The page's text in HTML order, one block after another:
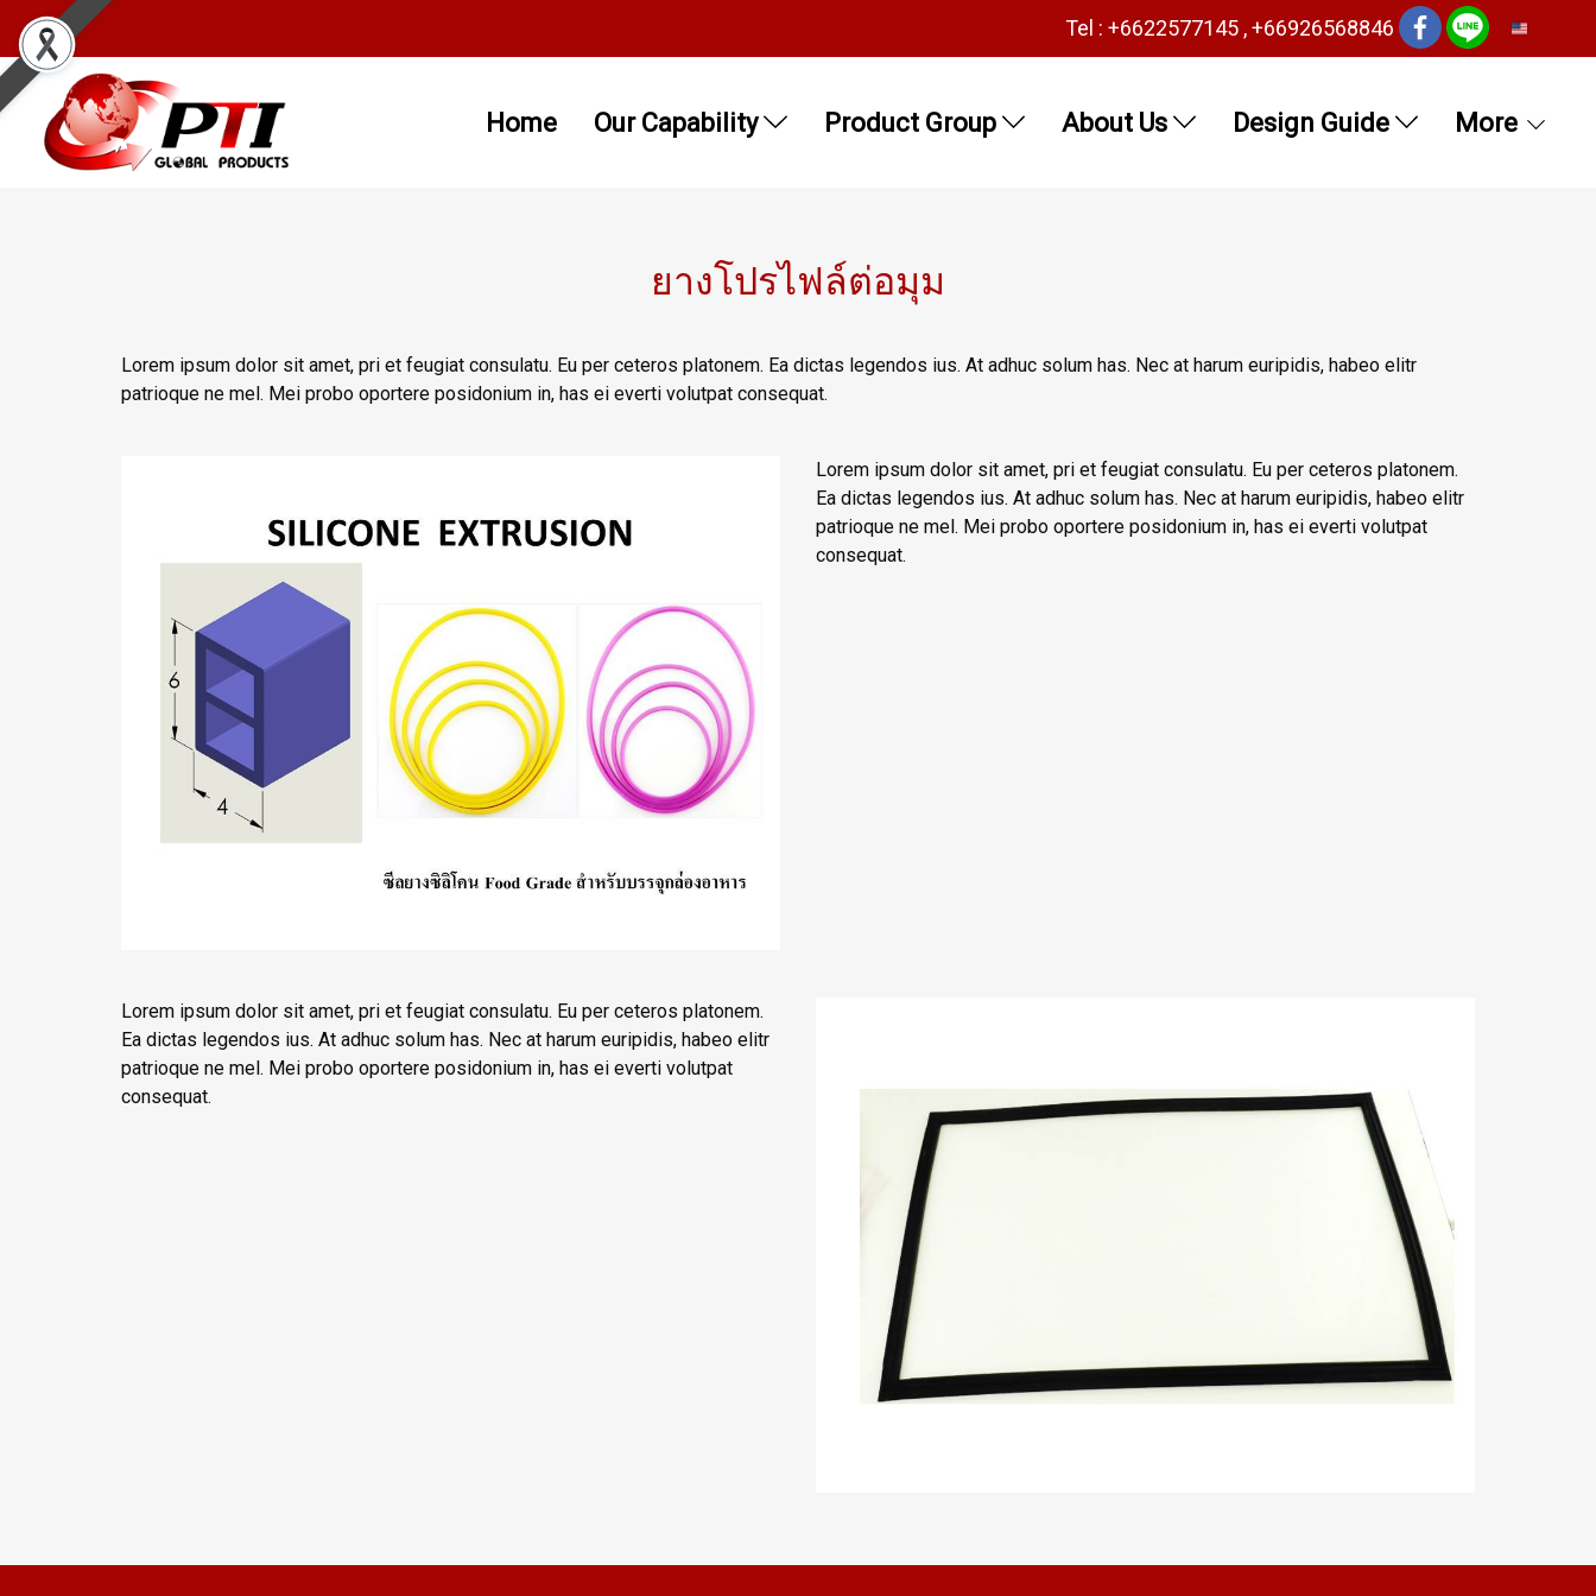
Tel : +6622577145 , +66926568846
Home Our Capability Product Group About Us Design Guide More
ยางโปรไฟล์ต่อมุม
Lorem ipsum dolor sit amet, pri et feugiat consulatu. Eu per ceteros platonem. Ea dictas legendos ius. At adhuc solum has. Nec at harum euripidis, habeo elitr
patrioque ne mel. Mei probo oportere posidonium in, has ei everti volutpat consequat.
Lorem ipsum dolor sit amet, pri et feugiat consulatu. Eu per ceteros platonem.
Ea dictas legendos ius. At adhuc solum has. Nec at harum euripidis, habeo elitr
patrioque ne mel. Mei probo oportere posidonium in, has ei everti volutpat
consequat.
Lorem ipsum dolor sit amet, pri et feugiat consulatu. Eu per ceteros platonem.
Ea dictas legendos ius. At adhuc solum has. Nec at harum euripidis, habeo elitr
patrioque ne mel. Mei probo oportere posidonium in, has ei everti volutpat
consequat.